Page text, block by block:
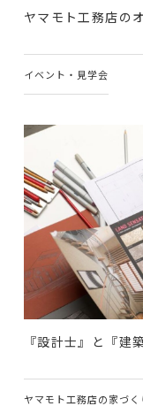
ヤマモト工務店の
イベント・見学会
『設計士』と『建
ヤマモト工務店の家づく